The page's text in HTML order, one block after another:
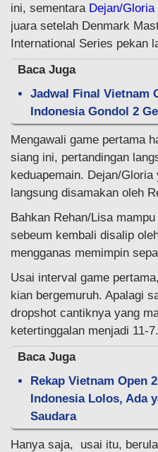
ini, sementara Dejan/Gloria
juara setelah Denmark
International Series pekan
Baca Juga
Jadwal Final Vietnam
Indonesia Gondol 2
Mengawali game pertama
siang ini, pertandingan
keduapemain. Dejan/
langsung disamakan oleh
Bahkan Rehan/Lisa
sebeum kembali disalip
mengganas memimpin
Usai interval game
kian bergemuruh. Apalagi
dropshot cantiknya yang
ketertinggalan menjadi 11-7.
Baca Juga
Rekap Vietnam Open
Indonesia Lolos, Ada
Saudara
Hanya saja, usai itu,